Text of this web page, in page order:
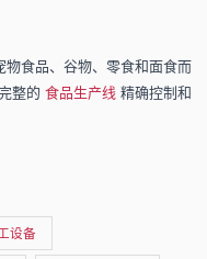
食品、谷物、零食和面食而
整的 食品生产线 精确控制和
设备